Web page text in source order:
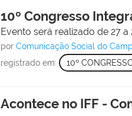
10º Congresso
Evento será realizado de 27
porComunicação Social do
registrado em: 10º
Acontece no IFF -